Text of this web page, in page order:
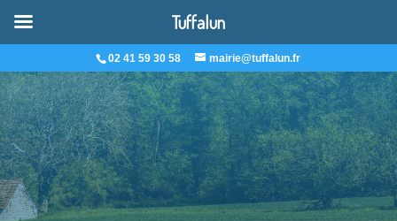
02 41 59 30 58 mairie@tuffalun.fr
Tuffalun